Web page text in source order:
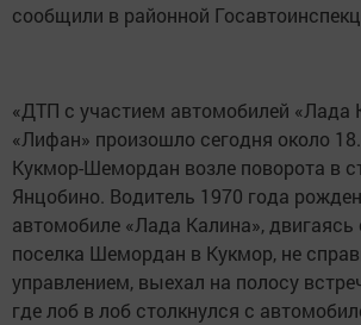
сообщили в районной
«ДТП с участием автомобилей «Лада
«Лифан» произошло сегодня около
Кукмор-Шемордан возле поворота в
Янцобино. Водитель 1970 года
автомобиле «Лада Калина», двигаясь
поселка Шемордан в Кукмор, не
управлением, выехал на полосу
где лоб в лоб столкнулся с